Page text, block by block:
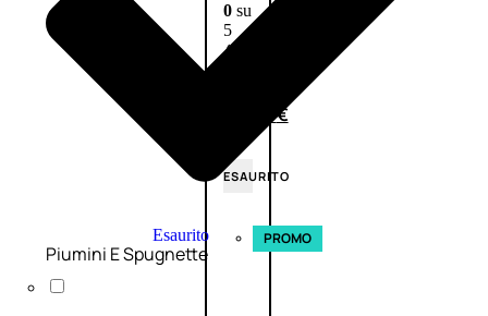
0su
5
(0)
43,50€
ESAURITO
Esaurito PROMO
Piumini E Spugnette